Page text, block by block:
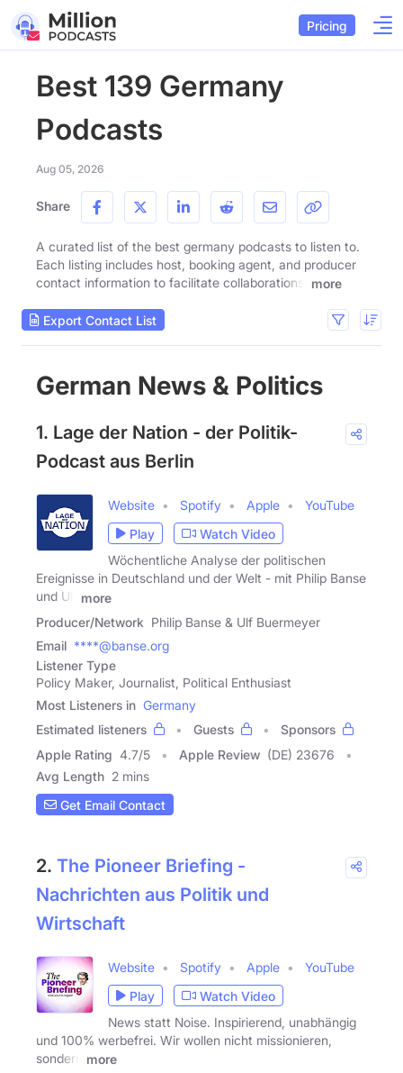
Pricing
Best 139 Germany
Podcasts
Aug 05, 2026
Share
A curated list of the best germany podcasts to listen to.
Each listing includes host, booking agent, and producer
contact information to facilitate collaborations.
more
Export Contact List
German News & Politics
1. Lage der Nation - der Politik-
Podcast aus Berlin
Website Spotify Apple
YouTube
Play
Watch Video
Wöchentliche Analyse der politischen
Ereignisse in Deutschland und der Welt - mit Philip Banse
und Ulf
more
Producer/Network Philip Banse & Ulf Buermeyer
Email ****@banse.org
Listener Type
Policy Maker, Journalist, Political Enthusiast
Most Listeners in Germany
Estimated listeners
Guests
Sponsors
Apple Rating 4.7/5 Apple Review (DE) 23676
Avg Length 2 mins
Get Email Contact
2. The Pioneer Briefing -
Nachrichten aus Politik und
Wirtschaft
Website Spotify Apple
YouTube
Play
Watch Video
News statt Noise. Inspirierend, unabhängig
und 100% werbefrei. Wir wollen nicht missionieren,
sondern
more